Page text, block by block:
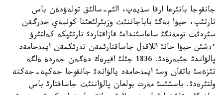
جانقوجا باتئرعا ارقا سذيةپ، الئم-سالئق تولةؤدةن باس
تارتئپ، حيؤا بةگئ باباجاننئث وزبئرلئعئنا كونبةي جذرگةن
سئردئث تومةنگئ ساعاسئنداعئ قازاقتاردئ تارتئپكة كةلتئرؤ
ءذشئن حيؤا حانئ اللاقذل جاساقتارئمةن تذرئكمةن ايمذحامةد
پالؤاندئ جئبةرةدئ. 1836 جئلئ اقيرةك دةگةن جةردة ةلگة
تئزةسئ باتقان وسئ ايمذحامةد پالؤاندئ جانقوجا جةكپة-جةكتة
ولتئرةدئ. باسشئسئ مةرت بولعان پالؤاننئث جاساقتارئ باس